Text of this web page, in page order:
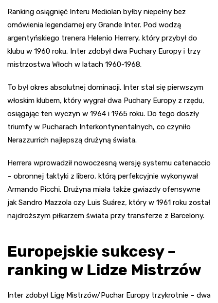
Ranking osiągnięć Interu Mediolan byłby niepełny bez
omówienia legendarnej ery Grande Inter. Pod wodzą
argentyńskiego trenera Helenio Herrery, który przybył do
klubu w 1960 roku, Inter zdobył dwa Puchary Europy i trzy
mistrzostwa Włoch w latach 1960-1968.
To był okres absolutnej dominacji. Inter stał się pierwszym
włoskim klubem, który wygrał dwa Puchary Europy z rzędu,
osiągając ten wyczyn w 1964 i 1965 roku. Do tego doszły
triumfy w Pucharach Interkontynentalnych, co czyniło
Nerazzurrich najlepszą drużyną świata.
Herrera wprowadził nowoczesną wersję systemu catenaccio
– obronnej taktyki z libero, którą perfekcyjnie wykonywał
Armando Picchi. Drużyna miała także gwiazdy ofensywne
jak Sandro Mazzola czy Luis Suárez, który w 1961 roku został
najdroższym piłkarzem świata przy transferze z Barcelony.
Europejskie sukcesy –
ranking w Lidze Mistrzów
Inter zdobył Ligę Mistrzów/Puchar Europy trzykrotnie – dwa